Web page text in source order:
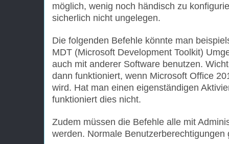
möglich, wenig noch händisch zu
sicherlich nicht ungelegen.
Die folgenden Befehle könnte man
MDT (Microsoft Development Toolkit)
auch mit anderer Software benutzen.
dann funktioniert, wenn Microsoft Office
wird. Hat man einen eigenständigen
funktioniert dies nicht.
Zudem müssen die Befehle alle mit
werden. Normale Benutzerberechtigungen